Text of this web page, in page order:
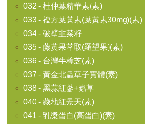
032 - 杜仲葉精華素(素)
033 - 複方葉黃素(葉黃素30mg)(素)
034 - 破壁韭菜籽
035 - 藤黃果萃取(羅望果)(素)
036 - 台灣牛樟芝(素)
037 - 黃金北蟲草子實體(素)
038 - 黑蒜紅蔘+蟲草
040 - 藏地紅景天(素)
041 - 乳漿蛋白(高蛋白)(素)